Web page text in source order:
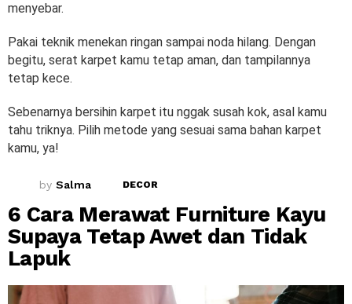
menyebar.
Pakai teknik menekan ringan sampai noda hilang. Dengan
begitu, serat karpet kamu tetap aman, dan tampilannya
tetap kece.
Sebenarnya bersihin karpet itu nggak susah kok, asal kamu
tahu triknya. Pilih metode yang sesuai sama bahan karpet
kamu, ya!
by Salma DECOR
6 Cara Merawat Furniture Kayu
Supaya Tetap Awet dan Tidak
Lapuk